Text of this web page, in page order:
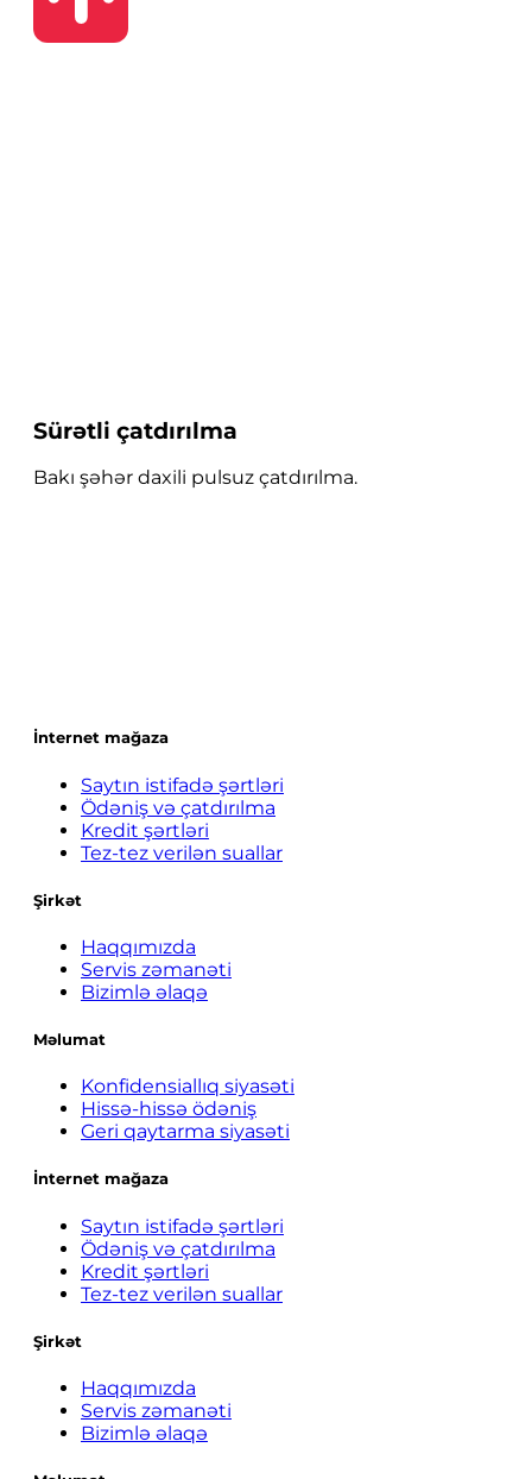
Sürətli çatdırılma
Bakı şəhər daxili pulsuz çatdırılma.
İnternet mağaza
Saytın istifadə şərtləri
Ödəniş və çatdırılma
Kredit şərtləri
Tez-tez verilən suallar
Şirkət
Haqqımızda
Servis zəmanəti
Bizimlə əlaqə
Məlumat
Konfidensiallıq siyasəti
Hissə-hissə ödəniş
Geri qaytarma siyasəti
İnternet mağaza
Saytın istifadə şərtləri
Ödəniş və çatdırılma
Kredit şərtləri
Tez-tez verilən suallar
Şirkət
Haqqımızda
Servis zəmanəti
Bizimlə əlaqə